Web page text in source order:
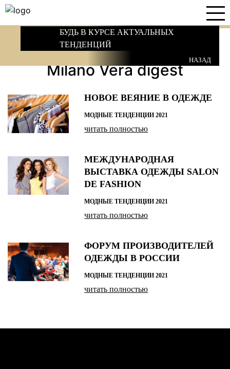
БУДЬ В КУРСЕ АКТУАЛЬНЫХ
ТЕНДЕНЦИЙ
НАЗАД
Milano Vera digest
НОВОЕ ВЕЯНИЕ В ОДЕЖДЕ
МОДНЫЕ ТЕНДЕНЦИИ 2021
читать полностью
МЕЖДУНАРОДНАЯ
ВЫСТАВКА ОДЕЖДЫ SALON
DE FASHION
МОДНЫЕ ТЕНДЕНЦИИ 2021
читать полностью
ФОРУМ ПРОИЗВОДИТЕЛЕЙ
ОДЕЖДЫ В РОССИИ
МОДНЫЕ ТЕНДЕНЦИИ 2021
читать полностью